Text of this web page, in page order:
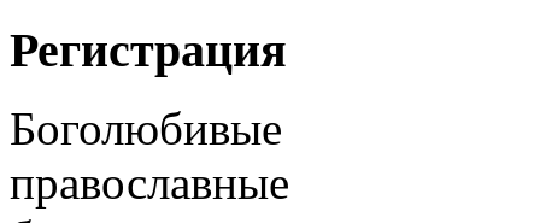
Регистрация
Боголюбивые
православные